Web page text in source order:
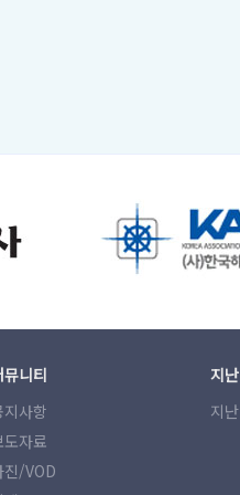
뮤니티
지사항
도자료
진/VOD
지
지